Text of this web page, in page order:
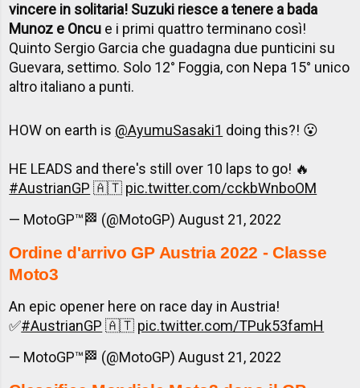
vincere in solitaria! Suzuki riesce a tenere a bada
Munoz e Oncu e i primi quattro terminano così!
Quinto Sergio Garcia che guadagna due punticini su
Guevara, settimo. Solo 12° Foggia, con Nepa 15° unico
altro italiano a punti.
HOW on earth is @AyumuSasaki1 doing this?! 😮
HE LEADS and there's still over 10 laps to go! 🔥
#AustrianGP 🇦🇹 pic.twitter.com/cckbWnboOM
— MotoGP™🏁 (@MotoGP)August 21, 2022
Ordine d'arrivo GP Austria 2022 - Classe
Moto3
An epic opener here on race day in Austria!
✅#AustrianGP 🇦🇹 pic.twitter.com/TPuk53famH
— MotoGP™🏁 (@MotoGP)August 21, 2022